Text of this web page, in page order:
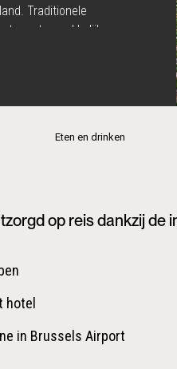
Traditionele
met verrukkelijke
vervaardigde
Eten en drinken
op reis dankzij de
hotel
in Brussels Airport